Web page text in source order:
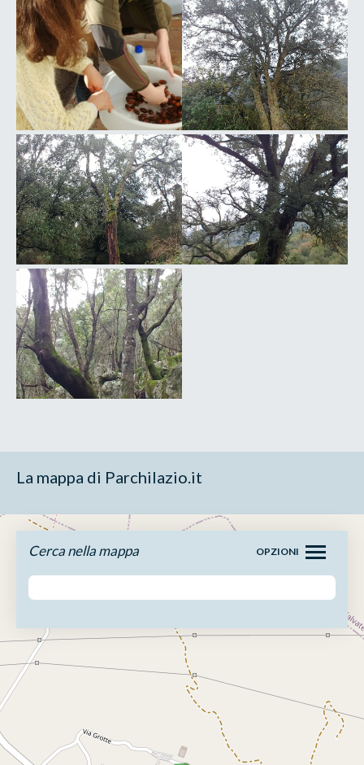
La mappa di Parchilazio.it
Cerca nella mappa OPZIONI